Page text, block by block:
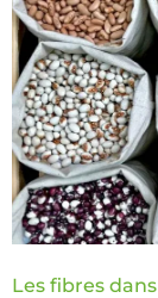
Les fibres